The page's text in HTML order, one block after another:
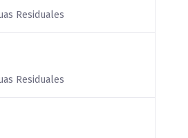
Residuales
Residuales